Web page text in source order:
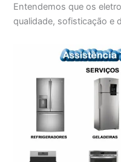
Entendemos que os
qualidade, sofisticação e